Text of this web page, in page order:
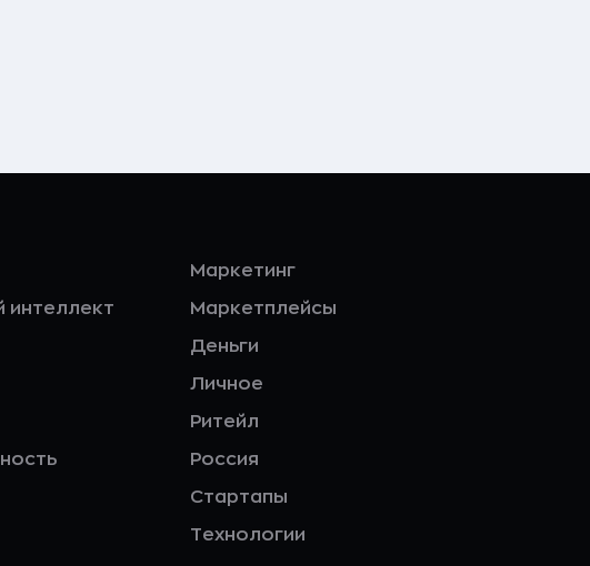
интеллект
Маркетинг
Маркетплейсы
Деньги
Личное
Ритейл
Россия
Стартапы
Технологии